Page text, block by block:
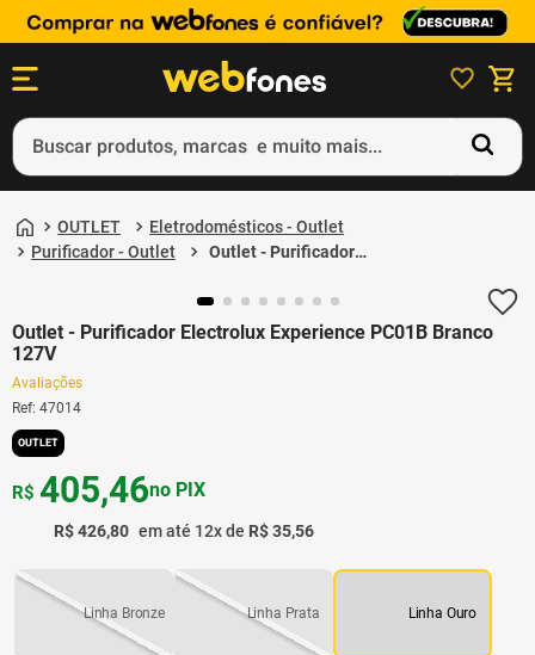
Buscar produtos, marcas e muito mais...
OUTLET
Eletrodomésticos - Outlet
Purificador - Outlet
Outlet - Purificador
Outlet - Purificador Electrolux Experience PC01B Branco
127V
Avaliações
Ref: 47014
OUTLET
R$426,80 em até 12x de R$35,56
R$ 405,46no PIX
Bronze Prata Ouro
1º
ps5
3º
ps4
4
5º edição limitada 30º aniversário